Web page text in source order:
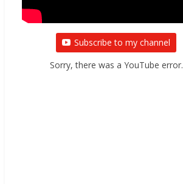
Subscribe to my channel
Sorry, there was a YouTube error.